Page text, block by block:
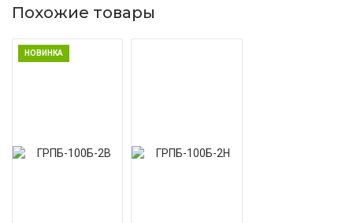
Похожие товары
НОВИНКА